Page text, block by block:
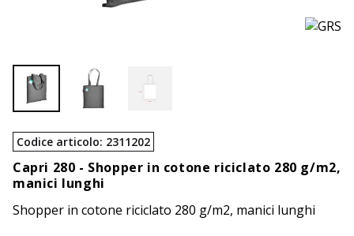
Codice articolo: 2311202
Capri 280 - Shopper in cotone riciclato 280 g/m2,
manici lunghi
Shopper in cotone riciclato 280 g/m2, manici lunghi